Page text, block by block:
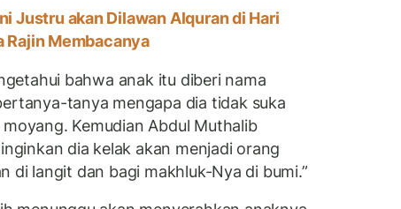
Justru akan Dilawan Alquran di Hari
Rajin Membacanya
bahwa anak itu diberi nama
tanya mengapa dia tidak suka
Kemudian Abdul Muthalib
dia kelak akan menjadi orang
di langit dan bagi makhluk-Nya di bumi.”